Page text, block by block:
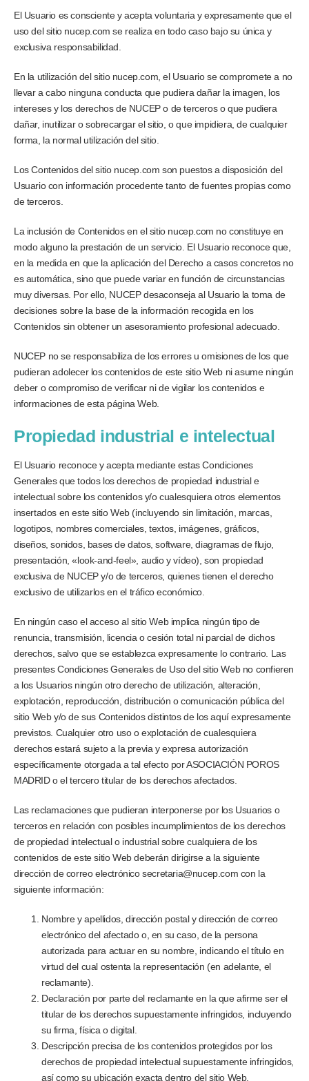
El Usuario es consciente y acepta voluntaria y expresamente que el
uso del sitio nucep.com se realiza en todo caso bajo su única y
exclusiva responsabilidad.
En la utilización del sitio nucep.com, el Usuario se compromete a no
llevar a cabo ninguna conducta que pudiera dañar la imagen, los
intereses y los derechos de NUCEP o de terceros o que pudiera
dañar, inutilizar o sobrecargar el sitio, o que impidiera, de cualquier
forma, la normal utilización del sitio.
Los Contenidos del sitio nucep.com son puestos a disposición del
Usuario con información procedente tanto de fuentes propias como
de terceros.
La inclusión de Contenidos en el sitio nucep.com no constituye en
modo alguno la prestación de un servicio. El Usuario reconoce que,
en la medida en que la aplicación del Derecho a casos concretos no
es automática, sino que puede variar en función de circunstancias
muy diversas. Por ello, NUCEP desaconseja al Usuario la toma de
decisiones sobre la base de la información recogida en los
Contenidos sin obtener un asesoramiento profesional adecuado.
NUCEP no se responsabiliza de los errores u omisiones de los que
pudieran adolecer los contenidos de este sitio Web ni asume ningún
deber o compromiso de verificar ni de vigilar los contenidos e
informaciones de esta página Web.
Propiedad industrial e intelectual
El Usuario reconoce y acepta mediante estas Condiciones
Generales que todos los derechos de propiedad industrial e
intelectual sobre los contenidos y/o cualesquiera otros elementos
insertados en este sitio Web (incluyendo sin limitación, marcas,
logotipos, nombres comerciales, textos, imágenes, gráficos,
diseños, sonidos, bases de datos, software, diagramas de flujo,
presentación, «look-and-feel», audio y vídeo), son propiedad
exclusiva de NUCEP y/o de terceros, quienes tienen el derecho
exclusivo de utilizarlos en el tráfico económico.
En ningún caso el acceso al sitio Web implica ningún tipo de
renuncia, transmisión, licencia o cesión total ni parcial de dichos
derechos, salvo que se establezca expresamente lo contrario. Las
presentes Condiciones Generales de Uso del sitio Web no confieren
a los Usuarios ningún otro derecho de utilización, alteración,
explotación, reproducción, distribución o comunicación pública del
sitio Web y/o de sus Contenidos distintos de los aquí expresamente
previstos. Cualquier otro uso o explotación de cualesquiera
derechos estará sujeto a la previa y expresa autorización
específicamente otorgada a tal efecto por ASOCIACIÓN POROS
MADRID o el tercero titular de los derechos afectados.
Las reclamaciones que pudieran interponerse por los Usuarios o
terceros en relación con posibles incumplimientos de los derechos
de propiedad intelectual o industrial sobre cualquiera de los
contenidos de este sitio Web deberán dirigirse a la siguiente
dirección de correo electrónico secretaria@nucep.com con la
siguiente información:
Nombre y apellidos, dirección postal y dirección de correo
electrónico del afectado o, en su caso, de la persona
autorizada para actuar en su nombre, indicando el título en
virtud del cual ostenta la representación (en adelante, el
reclamante).
Declaración por parte del reclamante en la que afirme ser el
titular de los derechos supuestamente infringidos, incluyendo
su firma, física o digital.
Descripción precisa de los contenidos protegidos por los
derechos de propiedad intelectual supuestamente infringidos,
así como su ubicación exacta dentro del sitio Web.